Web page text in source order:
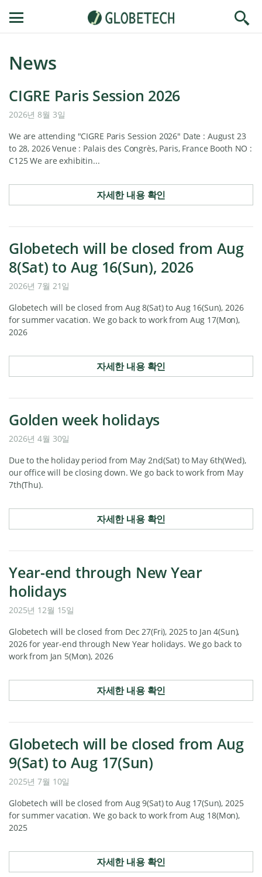
츠
Translation missing: ko.layout.navigation.toggle
News
CIGRE Paris Session 2026
2026년 8월 3일
We are attending "CIGRE Paris Session 2026" Date : August 23
to 28, 2026 Venue : Palais des Congrès, Paris, France Booth NO :
C125 We are exhibitin...
자세한 내용 확인
Globetech will be closed from Aug
8(Sat) to Aug 16(Sun), 2026
2026년 7월 21일
Globetech will be closed from Aug 8(Sat) to Aug 16(Sun), 2026
for summer vacation. We go back to work from Aug 17(Mon),
2026
자세한 내용 확인
Golden week holidays
2026년 4월 30일
Due to the holiday period from May 2nd(Sat) to May 6th(Wed),
our office will be closing down. We go back to work from May
7th(Thu).
자세한 내용 확인
Year-end through New Year
holidays
2025년 12월 15일
Globetech will be closed from Dec 27(Fri), 2025 to Jan 4(Sun),
2026 for year-end through New Year holidays. We go back to
work from Jan 5(Mon), 2026
자세한 내용 확인
Globetech will be closed from Aug
9(Sat) to Aug 17(Sun)
2025년 7월 10일
Globetech will be closed from Aug 9(Sat) to Aug 17(Sun), 2025
for summer vacation. We go back to work from Aug 18(Mon),
2025
자세한 내용 확인